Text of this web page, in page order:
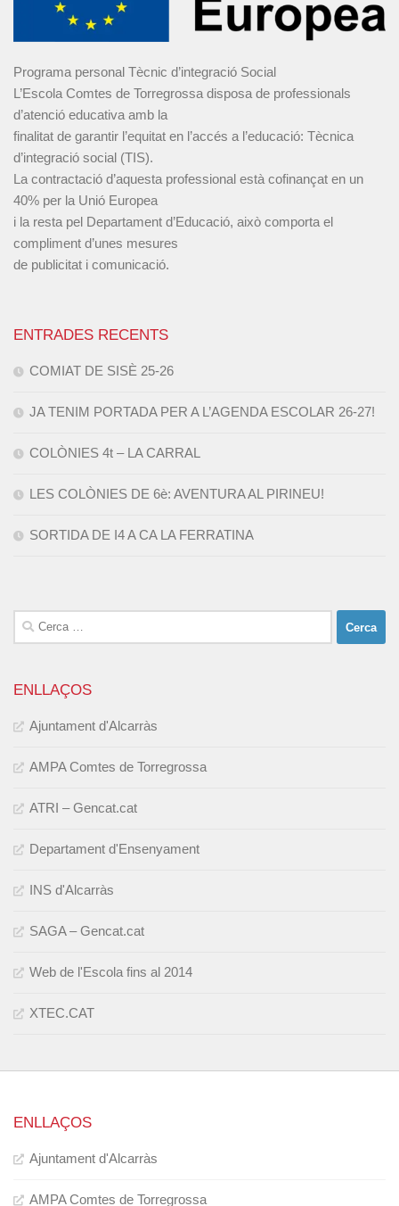
Programa personal Tècnic d’integració Social
L’Escola Comtes de Torregrossa disposa de professionals
d’atenció educativa amb la
finalitat de garantir l’equitat en l’accés a l’educació: Tècnica
d’integració social (TIS).
La contractació d’aquesta professional està cofinançat en un
40% per la Unió Europea
i la resta pel Departament d’Educació, això comporta el
compliment d’unes mesures
de publicitat i comunicació.
ENTRADES RECENTS
COMIAT DE SISÈ 25-26
JA TENIM PORTADA PER A L’AGENDA ESCOLAR 26-27!
COLÒNIES 4t – LA CARRAL
LES COLÒNIES DE 6è: AVENTURA AL PIRINEU!
SORTIDA DE I4 A CA LA FERRATINA
Cerca:
ENLLAÇOS
Ajuntament d'Alcarràs
AMPA Comtes de Torregrossa
ATRI – Gencat.cat
Departament d'Ensenyament
INS d'Alcarràs
SAGA – Gencat.cat
Web de l'Escola fins al 2014
XTEC.CAT
ENLLAÇOS
Ajuntament d'Alcarràs
AMPA Comtes de Torregrossa